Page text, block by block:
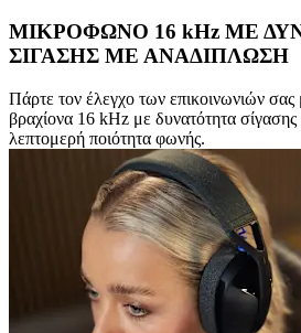
ΜΙΚΡΟΦΩΝΟ 16 kHz ΜΕ
ΣΙΓΑΣΗΣ ΜΕ ΑΝΑΔΙΠΛΩΣΗ
Πάρτε τον έλεγχο των επικοινωνιών
βραχίονα 16 kHz με δυνατότητα σίγασης
λεπτομερή ποιότητα φωνής.